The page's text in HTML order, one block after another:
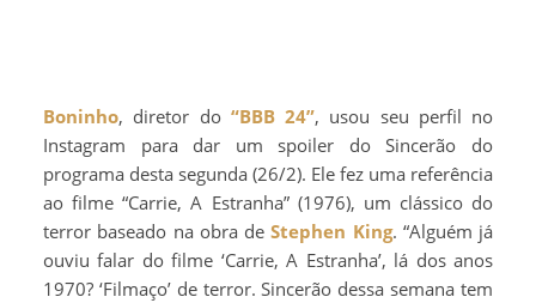
Boninho, diretor do “BBB 24”, usou seu perfil no
Instagram para dar um spoiler do Sincerão do
programa desta segunda (26/2). Ele fez uma referência
ao filme “Carrie, A Estranha” (1976), um clássico do
terror baseado na obra deStephen King. “Alguém já
ouviu falar do filme ‘Carrie, A Estranha’, lá dos anos
1970? ‘Filmaço’ de terror. Sincerão dessa semana tem